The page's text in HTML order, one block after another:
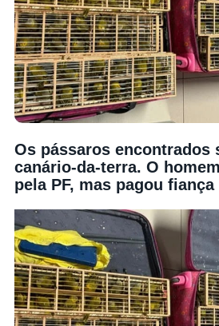
Os pássaros encontrados
canário-da-terra. O
pela PF, mas pagou